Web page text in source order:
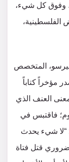
وفوق كل شيء،
الأرض الفلسطينية،
المتخصص
مؤخراً كتاباً
العنف الذي
فاقتبس في
“لا شيء يحدث
قتل فتاة